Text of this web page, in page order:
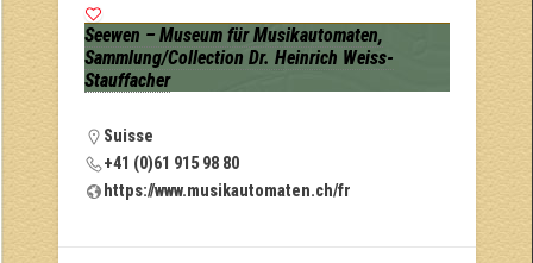
Seewen – Museum für Musikautomaten,
Sammlung/Collection Dr. Heinrich Weiss-
Stauffacher
Suisse
+41 (0)61 915 98 80
https://www.musikautomaten.ch/fr